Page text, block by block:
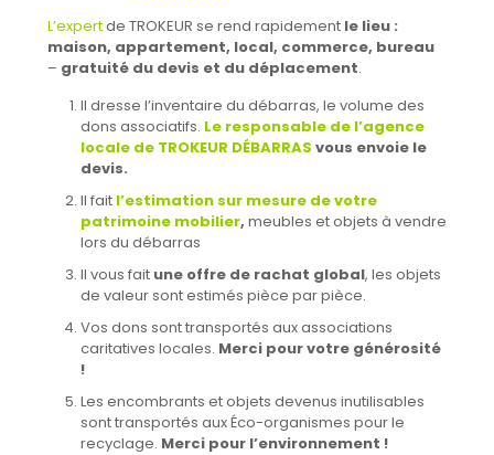
L’expertde TROKEUR se rend rapidement le lieu :
maison, appartement, local, commerce, bureau
– gratuité du devis et du déplacement.
Il dresse l’inventaire du débarras, le volume des
dons associatifs. Le responsable de l’agence
locale de TROKEUR DÉBARRAS vous envoie le
devis.
Il fait l’estimation sur mesure de votre
patrimoine mobilier, meubles et objets à vendre
lors du débarras
Il vous fait une offre de rachat global, les objets
de valeur sont estimés pièce par pièce.
Vos dons sont transportés aux associations
caritatives locales. Merci pour votre générosité
!
Les encombrants et objets devenus inutilisables
sont transportés aux Éco-organismes pour le
recyclage. Merci pour l’environnement !